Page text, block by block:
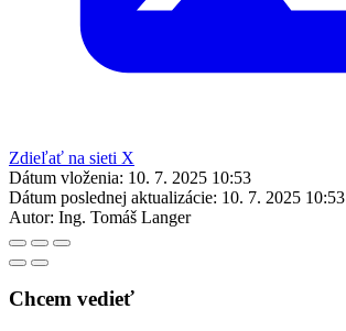
Zdieľať na sieti X
Dátum vloženia: 10. 7. 2025 10:53
Dátum poslednej aktualizácie: 10. 7. 2025 10:53
Autor: Ing. Tomáš Langer
Chcem vedieť